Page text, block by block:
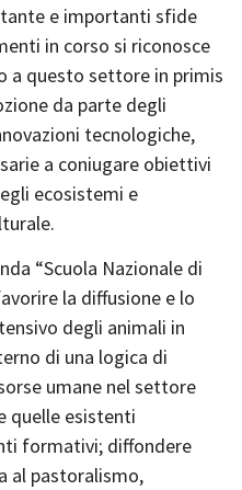
e importanti sfide
in corso si riconosce
a questo settore in primis
da parte degli
tecnologiche,
a coniugare obiettivi
ecosistemi e
“Scuola Nazionale di
la diffusione e lo
degli animali in
di una logica di
umane nel settore
quelle esistenti
formativi; diffondere
al pastoralismo,